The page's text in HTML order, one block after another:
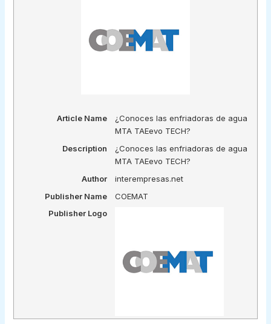
Article Name
¿Conoces las enfriadoras de agua
MTA TAEevo TECH?
Description
¿Conoces las enfriadoras de agua
MTA TAEevo TECH?
Author
interempresas.net
Publisher Name
COEMAT
Publisher Logo